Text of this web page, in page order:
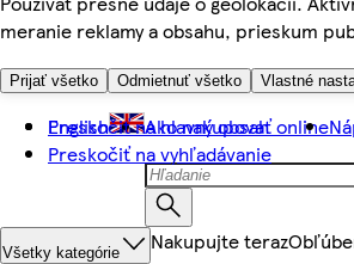
meranie reklamy a obsahu, prieskum
Prijať všetko Odmietnuť všetko Vlastné
Preskočiť na hlavný obsah
Preskočiť na vyhľadávanie
English Ako nakupovať online
Všetky kategórie Nakupujte teraz